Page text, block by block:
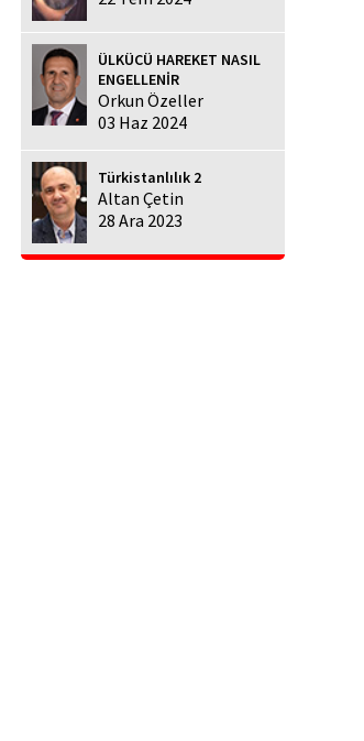
ÜLKÜCÜ HAREKET NASIL
ENGELLENİR
Orkun Özeller
03 Haz 2024
Türkistanlılık 2
Altan Çetin
28 Ara 2023